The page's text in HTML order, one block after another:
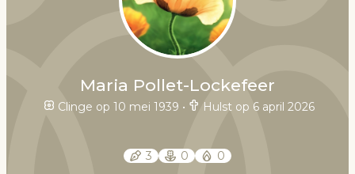
Maria Pollet-Lockefeer
Clinge op 10 mei 1939 • Hulst op 6 april 2026
3 0 0